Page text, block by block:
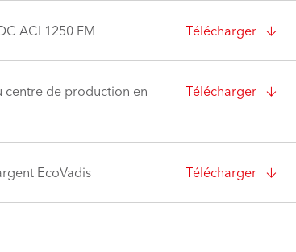
ACI 1250 FM Télécharger
centre de production en
Télécharger
EcoVadis Télécharger